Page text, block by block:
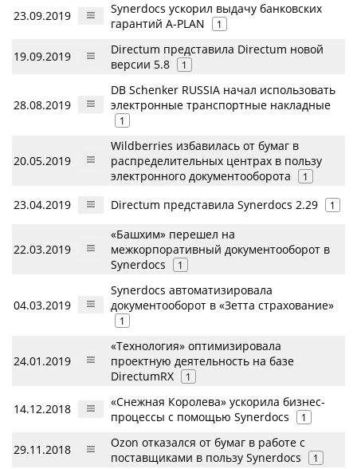
23.09.2019
Synerdocs ускорил выдачу банковских
гарантий A-PLAN
1
19.09.2019
Directum представила Directum новой
версии 5.8
1
28.08.2019
DB Schenker RUSSIA начал использовать
электронные транспортные накладные
1
20.05.2019
Wildberries избавилась от бумаг в
распределительных центрах в пользу
электронного документооборота
1
23.04.2019 Directum представила Synerdocs 2.29 1
22.03.2019
«Башхим» перешел на
межкорпоративный документооборот в
Synerdocs
1
04.03.2019
Synerdocs автоматизировала
документооборот в «Зетта страхование»
1
24.01.2019
«Технология» оптимизировала
проектную деятельность на базе
DirectumRX
1
14.12.2018
«Снежная Королева» ускорила бизнес-
процессы с помощью Synerdocs
1
29.11.2018
Ozon отказался от бумаг в работе с
поставщиками в пользу Synerdocs
1